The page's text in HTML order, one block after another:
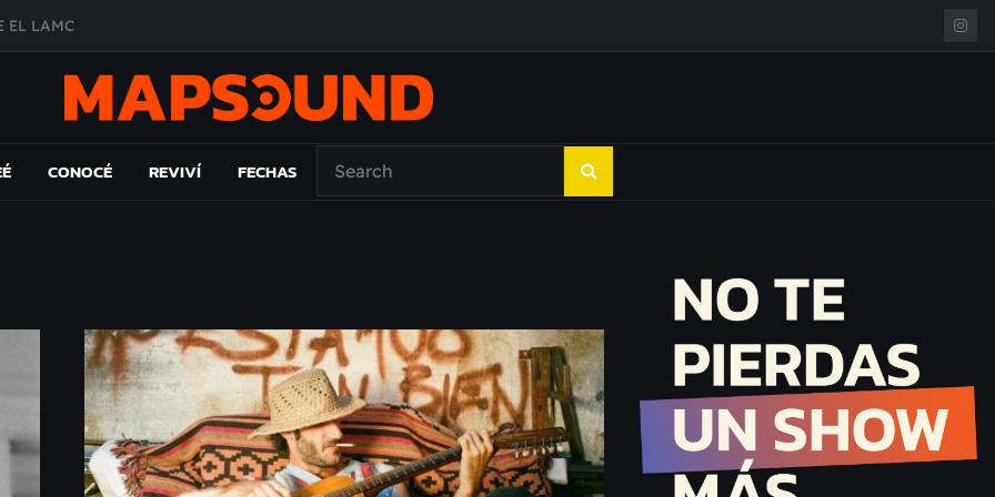
ÉPOCA EN FORMA DE DISCO
CONOCÉ REVIVÍ FECHAS